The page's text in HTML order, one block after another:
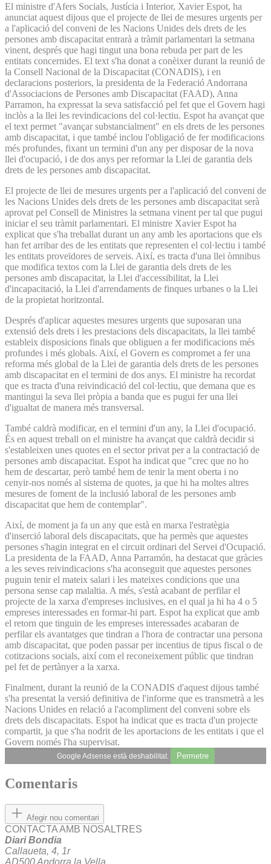
El ministre d'Afers Socials, Justícia i Interior, Xavier Espot, ha
anunciat aquest dijous que el projecte de llei de mesures urgents per
a l'aplicació del conveni de les Nacions Unides dels drets de les
persones amb discapacitat entrarà a tràmit parlamentari la setmana
vinent, després que hagi tingut una bona rebuda per part de les
entitats concernides. El text s'ha donat a conèixer durant la reunió de
la Consell Nacional de la Discapacitat (CONADIS), i en
declaracions posteriors, la presidenta de la Federació Andorrana
d'Associacions de Persones amb Discapacitat (FAAD), Anna
Parramon, ha expressat la seva satisfacció pel fet que el Govern hagi
inclòs a la llei les revindicacions del col·lectiu. Espot ha avançat que
el text permet "avançar substancialment" en els drets de les persones
amb discapacitat, i que també inclou l'obligació de fer modificacions
més profundes, fixant un termini d'un any per disposar de la nova
llei d'ocupació, i de dos anys per reformar la Llei de garantia dels
drets de les persones amb discapacitat.
El projecte de llei de mesures urgents per a l'aplicació del conveni de
les Nacions Unides dels drets de les persones amb discapacitat serà
aprovat pel Consell de Ministres la setmana vinent per tal que pugui
iniciar el seu tràmit parlamentari. El ministre Xavier Espot ha
explicat que s'ha treballat durant un any amb les aportacions que els
han fet arribar des de les entitats que representen el col·lectiu i també
les entitats proveïdores de serveis. Així, es tracta d'una llei òmnibus
que modifica textos com la Llei de garantia dels drets de les
persones amb discapacitat, la Llei d'accessibilitat, la Llei
d'incapacitació, la Llei d'arrendaments de finques urbanes o la Llei
de la propietat horitzontal.
Després d'aplicar aquestes mesures urgents que suposaran una
extensió dels drets i les prestacions dels discapacitats, la llei també
estableix disposicions finals que obliguen a fer modificacions més
profundes i més globals. Així, el Govern es compromet a fer una
reforma més global de la Llei de garantia dels drets de les persones
amb discapacitat en el termini de dos anys. El ministre ha recordat
que es tracta d'una reivindicació del col·lectiu, que demana que es
mantingui la seva llei pròpia a banda que es pugui fer una llei
d'igualtat de manera més transversal.
També caldrà modificar, en el termini d'un any, la Llei d'ocupació.
És en aquest treball on el ministre ha avançat que caldrà decidir si
s'estableixen unes quotes en el sector privat per a la contractació de
persones amb discapacitat. Espot ha indicat que "crec que no ho
hem de descartar, però també hem de tenir la ment oberta i no
cenyir-nos només al sistema de quotes, ja que hi ha moltes altres
mesures de foment de la inclusió laboral de les persones amb
discapacitat que hem de contemplar".
Així, de moment ja fa un any que està en marxa l'estratègia
d'inserció laboral dels discapacitats, que ha permès que aquestes
persones s'hagin integrat en el circuit ordinari del Servei d'Ocupació.
La presidenta de la FAAD, Anna Parramón, ha destacat que gràcies
a les seves reivindicacions s'ha aconseguit que aquestes persones
puguin tenir el mateix salari i les mateixes condicions que una
persona sense cap malaltia. A més, s'està acabant de perfilar el
projecte de la xarxa d'empreses inclusives, en el qual ja hi ha 4 o 5
empreses interessades en formar-hi part. Espot ha explicat que amb
el retorn que tinguin de les empreses interessades acabaran de
perfilar els avantatges que tindran a l'hora de contractar una persona
amb discapacitat, que poden passar per incentius de tipus fiscal o de
cotitzacions socials, així com el reconeixement públic que tindran
pel fet de pertànyer a la xarxa.
Finalment, durant la reunió de la CONADIS d'aquest dijous també
s'ha presentat la versió definitiva de l'informe que es transmetrà a les
Nacions Unides en relació a l'acompliment del conveni sobre els
drets dels discapacitats. Espot ha indicat que es tracta d'un projecte
compartit, ja que s'ha nodrit de les aportacions de les entitats i que el
Govern només l'ha supervisat.
Google Adsense està deshabilitat. Permetre
Comentaris
Afegir nou comentari
CONTACTA AMB NOSALTRES
Diari Bondia
Callaueta, 4, 1r